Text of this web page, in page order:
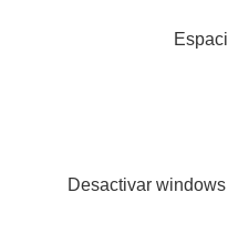
Desactivar